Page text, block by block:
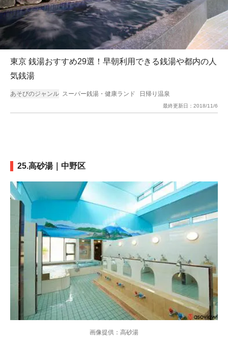
東京 銭湯おすすめ29選！早朝利用できる銭湯や都内の人
気銭湯
あそびのジャンル スーパー銭湯・健康ランド 日帰り温泉
最終更新日： 2018/11/6
25.高砂湯｜中野区
画像提供：高砂湯